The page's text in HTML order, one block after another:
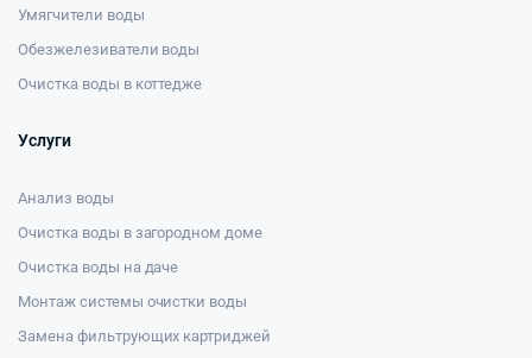
Умягчители воды
Обезжелезиватели воды
Очистка воды в коттедже
Услуги
Анализ воды
Очистка воды в загородном доме
Очистка воды на даче
Монтаж системы очистки воды
Замена фильтрующих картриджей